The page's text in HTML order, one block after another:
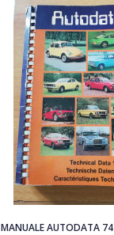
MANUALE AUTODATA 74